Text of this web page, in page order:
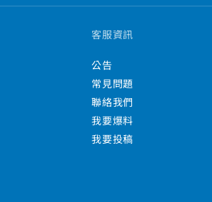
客服資訊
公告
常見問題
聯絡我們
我要爆料
我要投稿